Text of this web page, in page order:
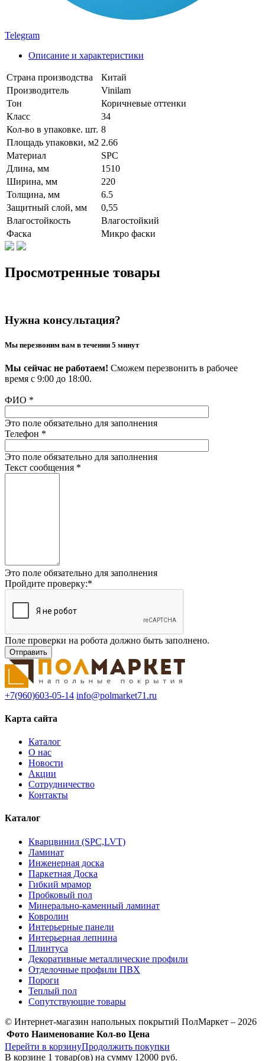
Telegram
Описание и характеристики
Страна производства
Китай
Производитель
Vinilam
Тон
Коричневые оттенки
Класс
34
Кол-во в упаковке. шт. 8
Площадь упаковки, м2 2.66
Материал
SPC
Длина, мм
1510
Ширина, мм
220
Толщина, мм
6.5
Защитный слой, мм
0,55
Влагостойкость
Влагостойкий
Фаска
Микро фаски
Просмотренные товары
Нужна консультация?
Мы перезвоним вам в течении 5 минут
Мы сейчас не работаем! Сможем перезвонить в рабочее
время с 9:00 до 18:00.
ФИО *
Это поле обязательно для заполнения
Телефон *
Это поле обязательно для заполнения
Текст сообщения *
Это поле обязательно для заполнения
Пройдите проверку:*
Поле проверки на робота должно быть заполнено.
+7(960)603-05-14 info@polmarket71.ru
Карта сайта
Каталог
О нас
Новости
Акции
Сотрудничество
Контакты
Каталог
Кварцвинил (SPC,LVT)
Ламинат
Инженерная доска
Паркетная Доска
Гибкий мрамор
Пробковый пол
Минерально-каменный ламинат
Ковролин
Интерьерные панели
Интерьерная лепнина
Плинтуса
Декоративные металлические профили
Отделочные профили ПВХ
Пороги
Теплый пол
Сопутствующие товары
© Интернет-магазин напольных покрытий ПолМаркет – 2026
Фото Наименование Кол-во Цена
Перейти в корзинуПродолжить покупки
В корзине 1 товар(ов) на сумму 12000 руб.